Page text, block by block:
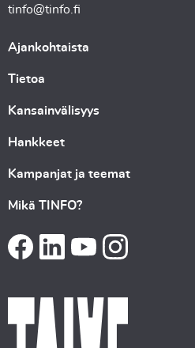
tinfo@tinfo.fi
Ajankohtaista
Tietoa
Kansainvälisyys
Hankkeet
Kampanjat ja teemat
Mikä TINFO?